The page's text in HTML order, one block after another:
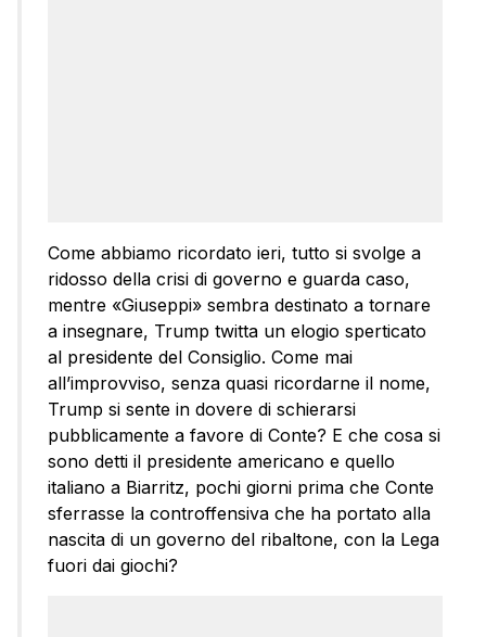
Come abbiamo ricordato ieri, tutto si svolge a
ridosso della crisi di governo e guarda caso,
mentre «Giuseppi» sembra destinato a tornare
a insegnare, Trump twitta un elogio sperticato
al presidente del Consiglio. Come mai
all’improvviso, senza quasi ricordarne il nome,
Trump si sente in dovere di schierarsi
pubblicamente a favore di Conte? E che cosa si
sono detti il presidente americano e quello
italiano a Biarritz, pochi giorni prima che Conte
sferrasse la controffensiva che ha portato alla
nascita di un governo del ribaltone, con la Lega
fuori dai giochi?